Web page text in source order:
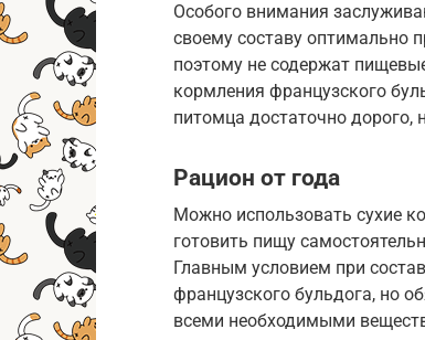
Особого внимания
своему составу оптимально
поэтому не содержат
кормления французского
питомца достаточно дорого,
Рацион от года
Можно использовать сухие
готовить пищу
Главным условием при
французского бульдога, но
всеми необходимыми